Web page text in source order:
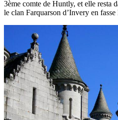
3ème comte de Huntly, et elle resta
le clan Farquarson d’Invery en